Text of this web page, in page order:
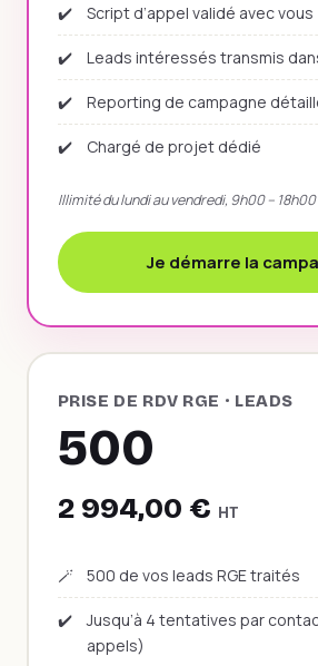
✔️ Script d’appel validé avec vous
✔️ Leads intéressés transmis
✔️ Reporting de campagne
✔️ Chargé de projet dédié
Illimité du lundi au vendredi, 9h00 – 18h00
Je démarre la
PRISE DE RDV RGE · LEADS
500
2 994,00 € HT
🪄 500 de vos leads RGE traités
✔️
Jusqu’à 4 tentatives par
appels)